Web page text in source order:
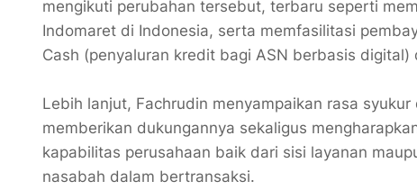
mengikuti perubahan tersebut, terbaru seperti
Indomaret di Indonesia, serta memfasilitasi
Cash (penyaluran kredit bagi ASN berbasis
Lebih lanjut, Fachrudin menyampaikan rasa
memberikan dukungannya sekaligus
kapabilitas perusahaan baik dari sisi layanan
nasabah dalam bertransaksi.